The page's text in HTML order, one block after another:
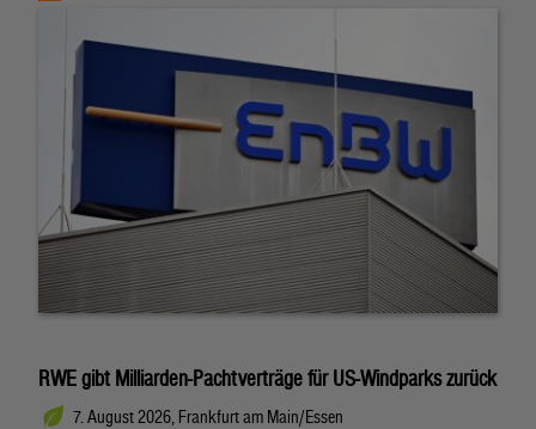
RWE gibt Milliarden-Pachtverträge für US-Windparks zurück
7. August 2026, Frankfurt am Main/Essen